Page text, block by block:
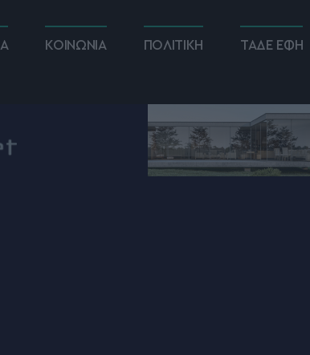
ΚΟΙΝΩΝΙΑ ΠΟΛΙΤΙΚΗ ΤΑΔΕ ΕΦΗ